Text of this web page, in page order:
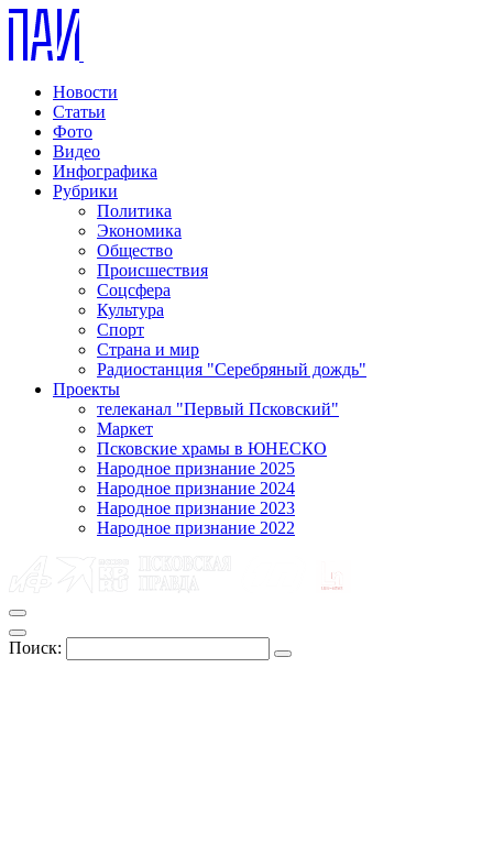
Новости
Статьи
Фото
Видео
Инфографика
Рубрики
Политика
Экономика
Общество
Происшествия
Соцсфера
Культура
Спорт
Страна и мир
Радиостанция "Серебряный дождь"
Проекты
телеканал "Первый Псковский"
Маркет
Псковские храмы в ЮНЕСКО
Народное признание 2025
Народное признание 2024
Народное признание 2023
Народное признание 2022
Поиск: